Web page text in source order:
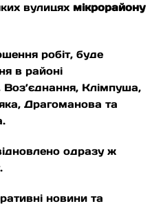
вулицях мікрорайону
робіт, буде
в районі
Воз’єднання, Клімпуша,
Драгоманова та
одразу ж
новини та